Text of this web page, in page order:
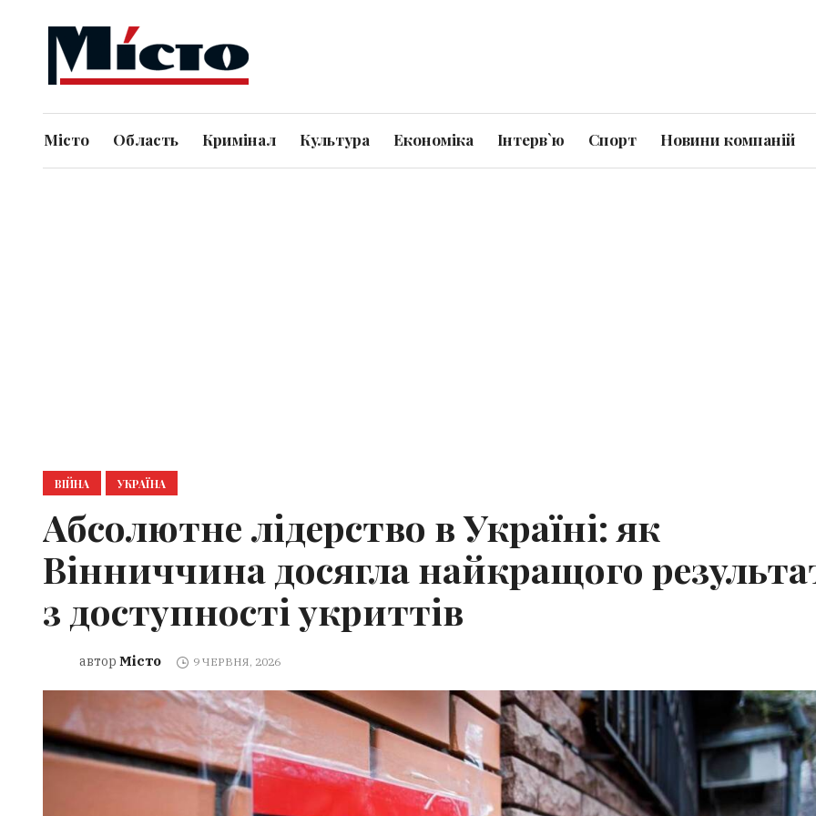
Місто Область Кримінал Культура Економіка Інтерв`ю Спорт Новини компаній
ВІЙНА УКРАЇНА
Абсолютне лідерство в Україні: як
Вінниччина досягла найкращого
з доступності укриттів
автор Місто 9 ЧЕРВНЯ, 2026